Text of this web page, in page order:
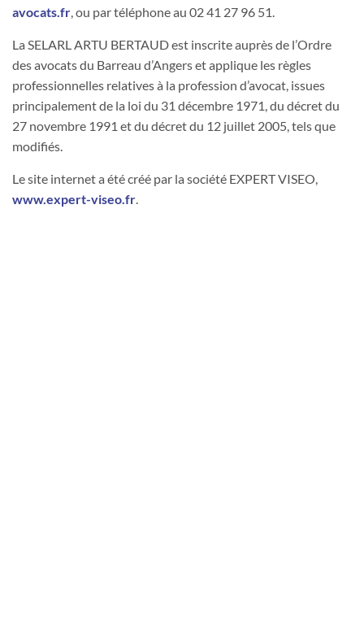
avocats.fr, ou par téléphone au 02 41 27 96 51.
La SELARL ARTU BERTAUD est inscrite auprès de l’Ordre
des avocats du Barreau d’Angers et applique les règles
professionnelles relatives à la profession d’avocat, issues
principalement de la loi du 31 décembre 1971, du décret du
27 novembre 1991 et du décret du 12 juillet 2005, tels que
modifiés.
Le site internet a été créé par la société EXPERT VISEO,
www.expert-viseo.fr.